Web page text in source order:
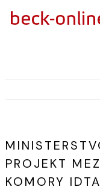
PROJEKT
KOMORY